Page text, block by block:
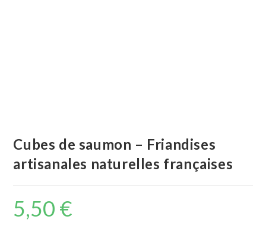
Cubes de saumon – Friandises
artisanales naturelles françaises
5,50 €